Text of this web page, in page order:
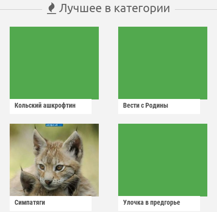
Лучшее в категории
Кольский ашкрофтин Вести с Родины
Симпатяги Улочка в предгорье